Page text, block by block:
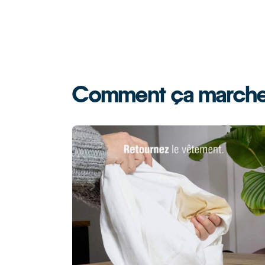
Comment ça